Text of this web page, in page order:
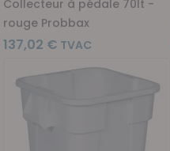
Collecteur à pédale 70lt -
rouge Probbax
137,02 €